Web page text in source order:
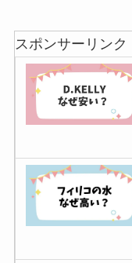
スポンサーリンク